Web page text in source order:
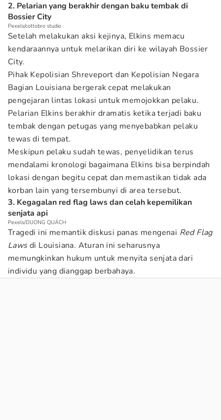
2. Pelarian yang berakhir dengan baku tembak di
Bossier City
Pexels/cottobro studio
Setelah melakukan aksi kejinya, Elkins memacu
kendaraannya untuk melarikan diri ke wilayah Bossier
City.
Pihak Kepolisian Shreveport dan Kepolisian Negara
Bagian Louisiana bergerak cepat melakukan
pengejaran lintas lokasi untuk memojokkan pelaku.
Pelarian Elkins berakhir dramatis ketika terjadi baku
tembak dengan petugas yang menyebabkan pelaku
tewas di tempat.
Meskipun pelaku sudah tewas, penyelidikan terus
mendalami kronologi bagaimana Elkins bisa berpindah
lokasi dengan begitu cepat dan memastikan tidak ada
korban lain yang tersembunyi di area tersebut.
3. Kegagalan red flag laws dan celah kepemilikan
senjata api
Pexels/DUONG QUÁCH
Tragedi ini memantik diskusi panas mengenai Red Flag
Lawsdi Louisiana. Aturan ini seharusnya
memungkinkan hukum untuk menyita senjata dari
individu yang dianggap berbahaya.